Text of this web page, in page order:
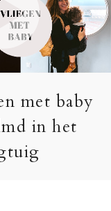
met baby
in het